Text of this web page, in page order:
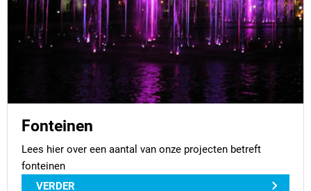
Fonteinen
Lees hier over een aantal van onze projecten betreft
fonteinen
VERDER